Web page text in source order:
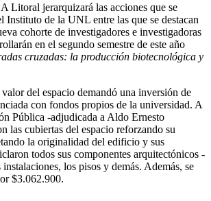
Litoral jerarquizará las acciones que se
Instituto de la UNL entre las que se destacan
cohorte de investigadores e investigadoras
en el segundo semestre de este año
cruzadas: la producción biotecnológica y
del espacio demandó una inversión de
con fondos propios de la universidad. A
Pública -adjudicada a Aldo Ernesto
las cubiertas del espacio reforzando su
la originalidad del edificio y sus
todos sus componentes arquitectónicos -
los pisos y demás. Además, se
$3.062.900.